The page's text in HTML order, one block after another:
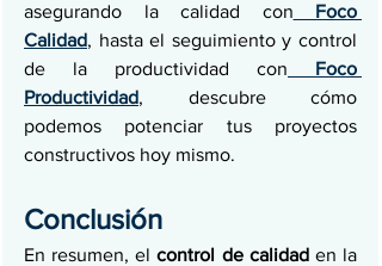
asegurando la calidad con
Foco
Calidad, hasta el seguimiento y control
de la productividad con
Foco
Productividad, descubre cómo
podemos potenciar tus proyectos
constructivos hoy mismo.
Conclusión
En resumen, el control de calidad